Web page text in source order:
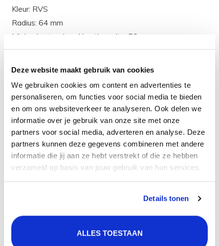
Deze website maakt gebruik van cookies
We gebruiken cookies om content en advertenties te
personaliseren, om functies voor social media te bieden
en om ons websiteverkeer te analyseren. Ook delen we
informatie over je gebruik van onze site met onze
partners voor social media, adverteren en analyse. Deze
partners kunnen deze gegevens combineren met andere
informatie die jij aan ze hebt verstrekt of die ze hebben
verzameld op basis van jouw gebruik van hun services.
Details tonen
ALLES TOESTAAN
Kleur: RVS
Radius: 64 mm
Minimale standaard kastbreedte: 50 cm
compleet met RVS korfplug en luxe wandoverloop.
De Lanesto Lugano 003 inleg spoelbak wordt geleverd
exclusief sifon.
Daarnaast zijn er bijpassende accessoires zoals
zeepdispensers verkrijgbaar.
Kleur en materiaal
De spoelbak is in de kleur RVS en is ook gemaakt van
het materiaal RVS. RVS is een sterk materiaal wat ook
nog hittebestendig is en tegen verschillende bijtende
zuren en materialen kan. Daarnaast is het ook
combineren met andere materialen in je keuken. Een
nadeel van RVS is dat er na verloop van tijd